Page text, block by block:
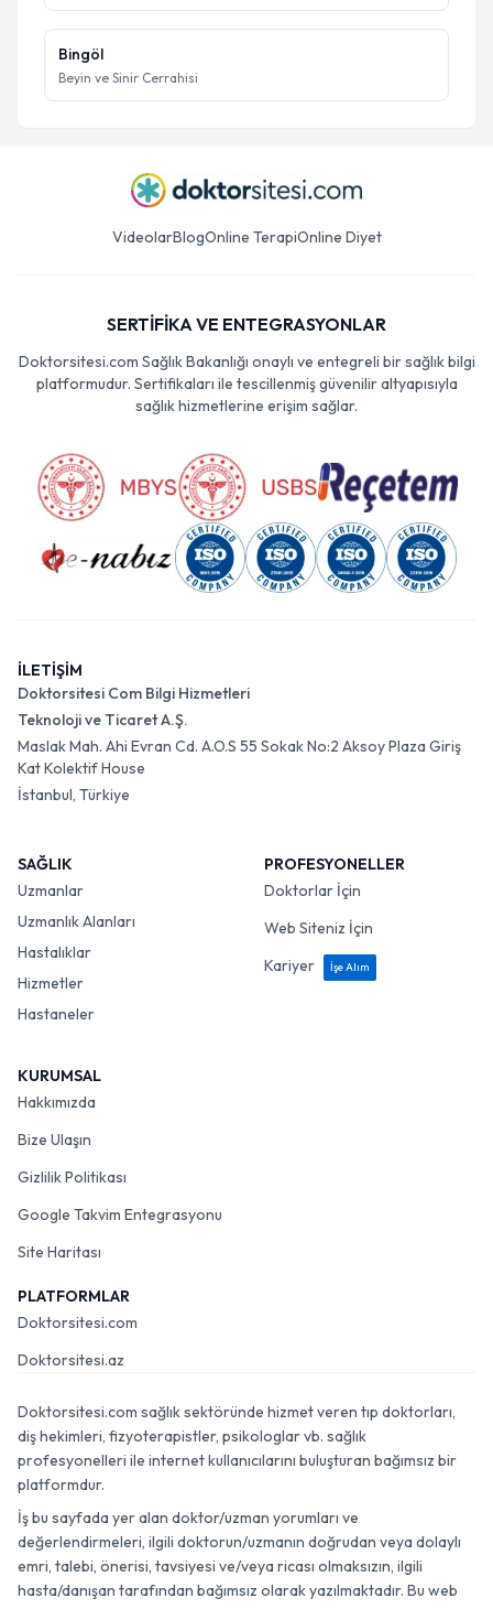
Bingöl
Beyin ve Sinir Cerrahisi
VideolarBlogOnline TerapiOnline Diyet
SERTİFİKA VE ENTEGRASYONLAR
Doktorsitesi.com Sağlık Bakanlığı onaylı ve entegreli bir sağlık bilgi
platformudur. Sertifikaları ile tescillenmiş güvenilir altyapısıyla
sağlık hizmetlerine erişim sağlar.
İLETİŞİM
Doktorsitesi Com Bilgi Hizmetleri
Teknoloji ve Ticaret A.Ş.
Maslak Mah. Ahi Evran Cd. A.O.S 55 Sokak No:2 Aksoy Plaza Giriş
Kat Kolektif House
İstanbul, Türkiye
SAĞLIK
Uzmanlar
Uzmanlık Alanları
Hastalıklar
Hizmetler
Hastaneler
PROFESYONELLER
Doktorlar İçin
Web Siteniz İçin
Kariyer
İşe Alım
KURUMSAL
Hakkımızda
Bize Ulaşın
Gizlilik Politikası
Google Takvim Entegrasyonu
Site Haritası
PLATFORMLAR
Doktorsitesi.com
Doktorsitesi.az
Doktorsitesi.com sağlık sektöründe hizmet veren tıp doktorları,
diş hekimleri, fizyoterapistler, psikologlar vb. sağlık
profesyonelleri ile internet kullanıcılarını buluşturan bağımsız bir
platformdur.
İş bu sayfada yer alan doktor/uzman yorumları ve
değerlendirmeleri, ilgili doktorun/uzmanın doğrudan veya dolaylı
emri, talebi, önerisi, tavsiyesi ve/veya ricası olmaksızın, ilgili
hasta/danışan tarafından bağımsız olarak yazılmaktadır. Bu web